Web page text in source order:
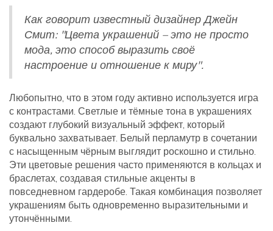
Как говорит известный дизайнер Джейн
Смит: "Цвета украшений – это не просто
мода, это способ выразить своё
настроение и отношение к миру".
Любопытно, что в этом году активно используется игра
с контрастами. Светлые и тёмные тона в украшениях
создают глубокий визуальный эффект, который
буквально захватывает. Белый перламутр в сочетании
с насыщенным чёрным выглядит роскошно и стильно.
Эти цветовые решения часто применяются в кольцах и
браслетах, создавая стильные акценты в
повседневном гардеробе. Такая комбинация позволяет
украшениям быть одновременно выразительными и
утончёнными.